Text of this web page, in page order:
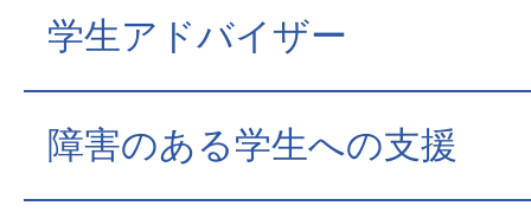
学生アドバイザー
障害のある学生への支援